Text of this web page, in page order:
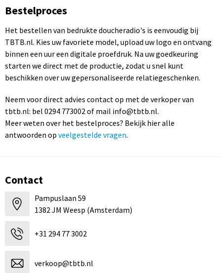
Bestelproces
Het bestellen van bedrukte doucheradio's is eenvoudig bij
TBTB.nl. Kies uw favoriete model, upload uw logo en ontvang
binnen een uur een digitale proefdruk. Na uw goedkeuring
starten we direct met de productie, zodat u snel kunt
beschikken over uw gepersonaliseerde relatiegeschenken.
Neem voor direct advies contact op met de verkoper van
tbtb.nl: bel 0294 773002 of mail info@tbtb.nl.
Meer weten over het bestelproces? Bekijk hier alle
antwoorden op veelgestelde vragen.
Contact
Pampuslaan 59
1382 JM Weesp (Amsterdam)
+31 294 77 3002
verkoop@tbtb.nl